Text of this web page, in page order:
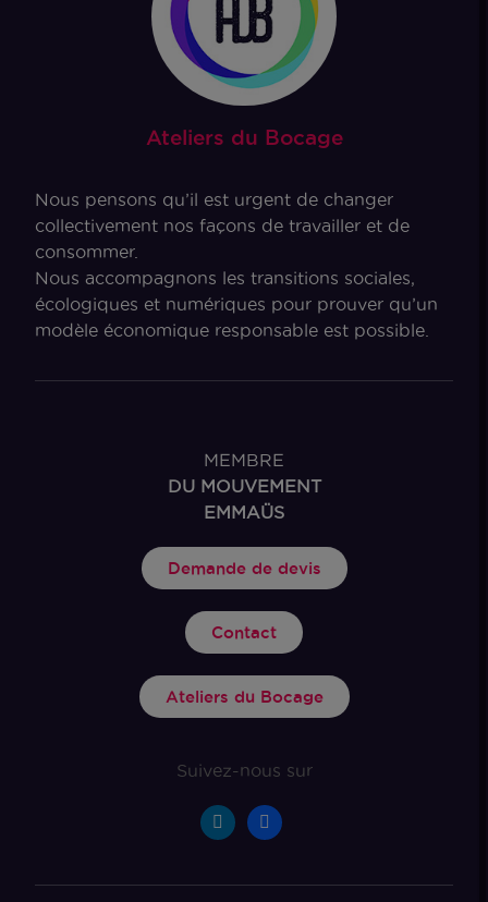
Ateliers du Bocage
Nous pensons qu’il est urgent de changer
collectivement nos façons de travailler et de
consommer.
Nous accompagnons les transitions sociales,
écologiques et numériques pour prouver qu’un
modèle économique responsable est possible.
MEMBRE
DU MOUVEMENT
EMMAÜS
Demande de devis
Contact
Ateliers du Bocage
Suivez-nous sur